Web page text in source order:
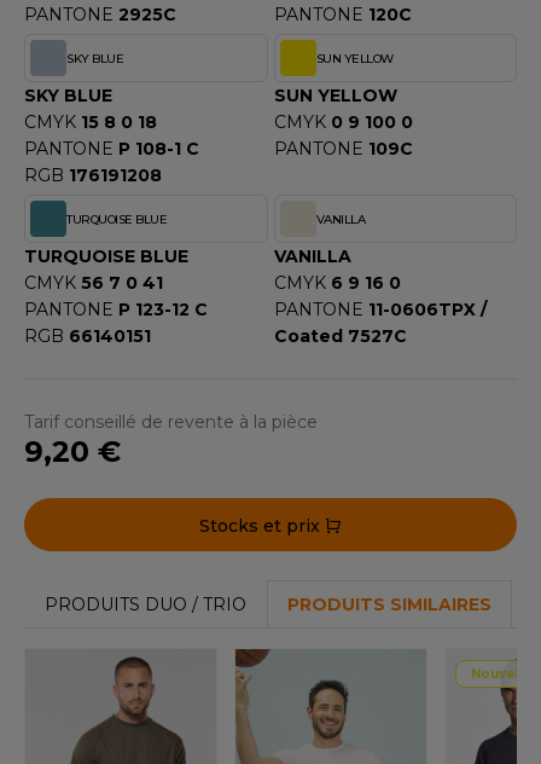
PANTONE 2925C
PANTONE 120C
SKY BLUE
SKY BLUE
CMYK 15 8 0 18
PANTONE P 108-1 C
RGB 176191208
SUN YELLOW
SUN YELLOW
CMYK 0 9 100 0
PANTONE 109C
TURQUOISE BLUE
TURQUOISE BLUE
CMYK 56 7 0 41
PANTONE P 123-12 C
RGB 66140151
VANILLA
VANILLA
CMYK 6 9 16 0
PANTONE 11-0606TPX /
Coated 7527C
Tarif conseillé de revente à la pièce
9,20 €
Stocks et prix
PRODUITS DUO / TRIO PRODUITS SIMILAIRES
Nouvelle